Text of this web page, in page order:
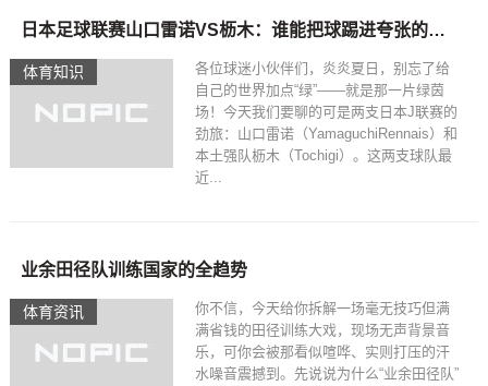
体育知识
日本足球联赛山口雷诺VS枥木：谁能把球踢进夸张的笑点？
各位球迷小伙伴们，炎炎夏日，别忘了给
自己的世界加点“绿”——就是那一片绿茵
场！今天我们要聊的可是两支日本J联赛的
劲旅：山口雷诺（YamaguchiRennais）和
本土强队枥木（Tochigi）。这两支球队最
近...
体育资讯
业余田径队训练国家的全趋势
你不信，今天给你拆解一场毫无技巧但满
满省钱的田径训练大戏，现场无声背景音
乐，可你会被那看似喧哗、实则打压的汗
水噪音震撼到。先说说为什么“业余田径队”